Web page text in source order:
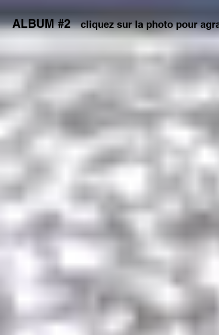
ALBUM #2cliquez sur la photo pour